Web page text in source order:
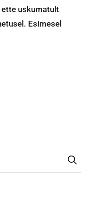
ette uskumatult
Esimesel